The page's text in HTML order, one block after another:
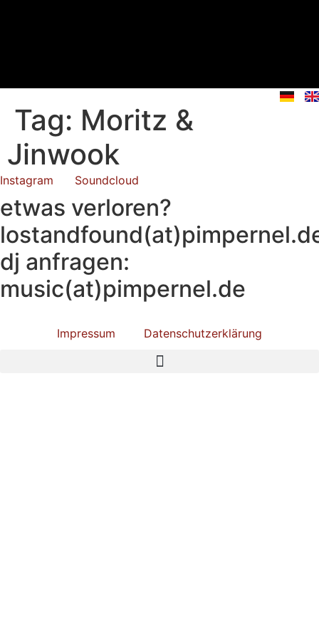
Tag: Moritz &
Jinwook
Instagram Soundcloud
etwas verloren?
dj anfragen:
music(at)pimpernel.de
Impressum Datenschutzerklärung